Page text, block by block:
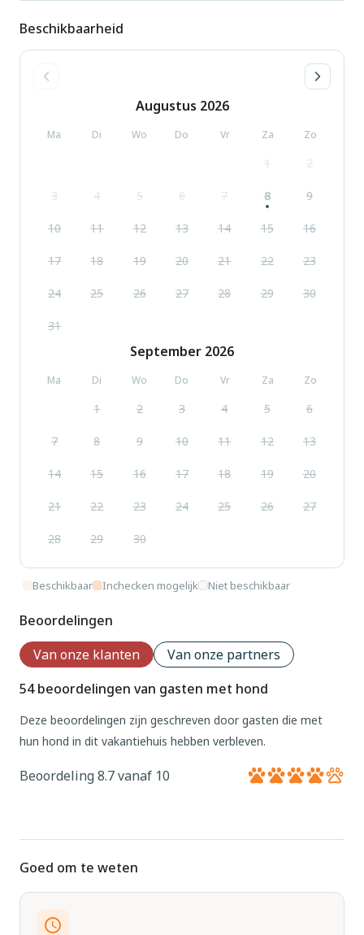
Beschikbaarheid
Augustus 2026
Ma Di Wo Do Vr Za Zo
1 2
3 4 5 6 7 8 9
10 11 12 13 14 15 16
17 18 19 20 21 22 23
24 25 26 27 28 29 30
31
September 2026
Ma Di Wo Do Vr Za Zo
1 2 3 4 5 6
7 8 9 10 11 12 13
14 15 16 17 18 19 20
21 22 23 24 25 26 27
28 29 30
Beschikbaar Inchecken mogelijk Niet beschikbaar
Beoordelingen
Van onze klanten
Van onze partners
54 beoordelingen van gasten met hond
Deze beoordelingen zijn geschreven door gasten die met
hun hond in dit vakantiehuis hebben verbleven.
Beoordeling 8.7 vanaf 10
Goed om te weten